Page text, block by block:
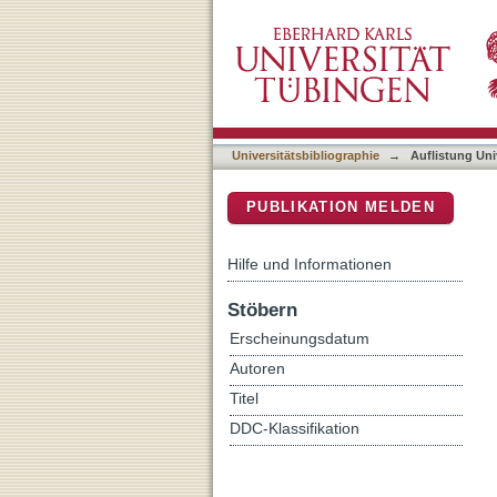
Universitätsbibliographie → Auflistung
PUBLIKATION MELDEN
Hilfe und Informationen
Stöbern
Erscheinungsdatum
Autoren
Titel
DDC-Klassifikation